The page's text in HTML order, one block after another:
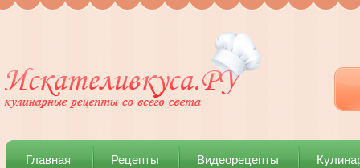
Главная Рецепты Видеорецепты